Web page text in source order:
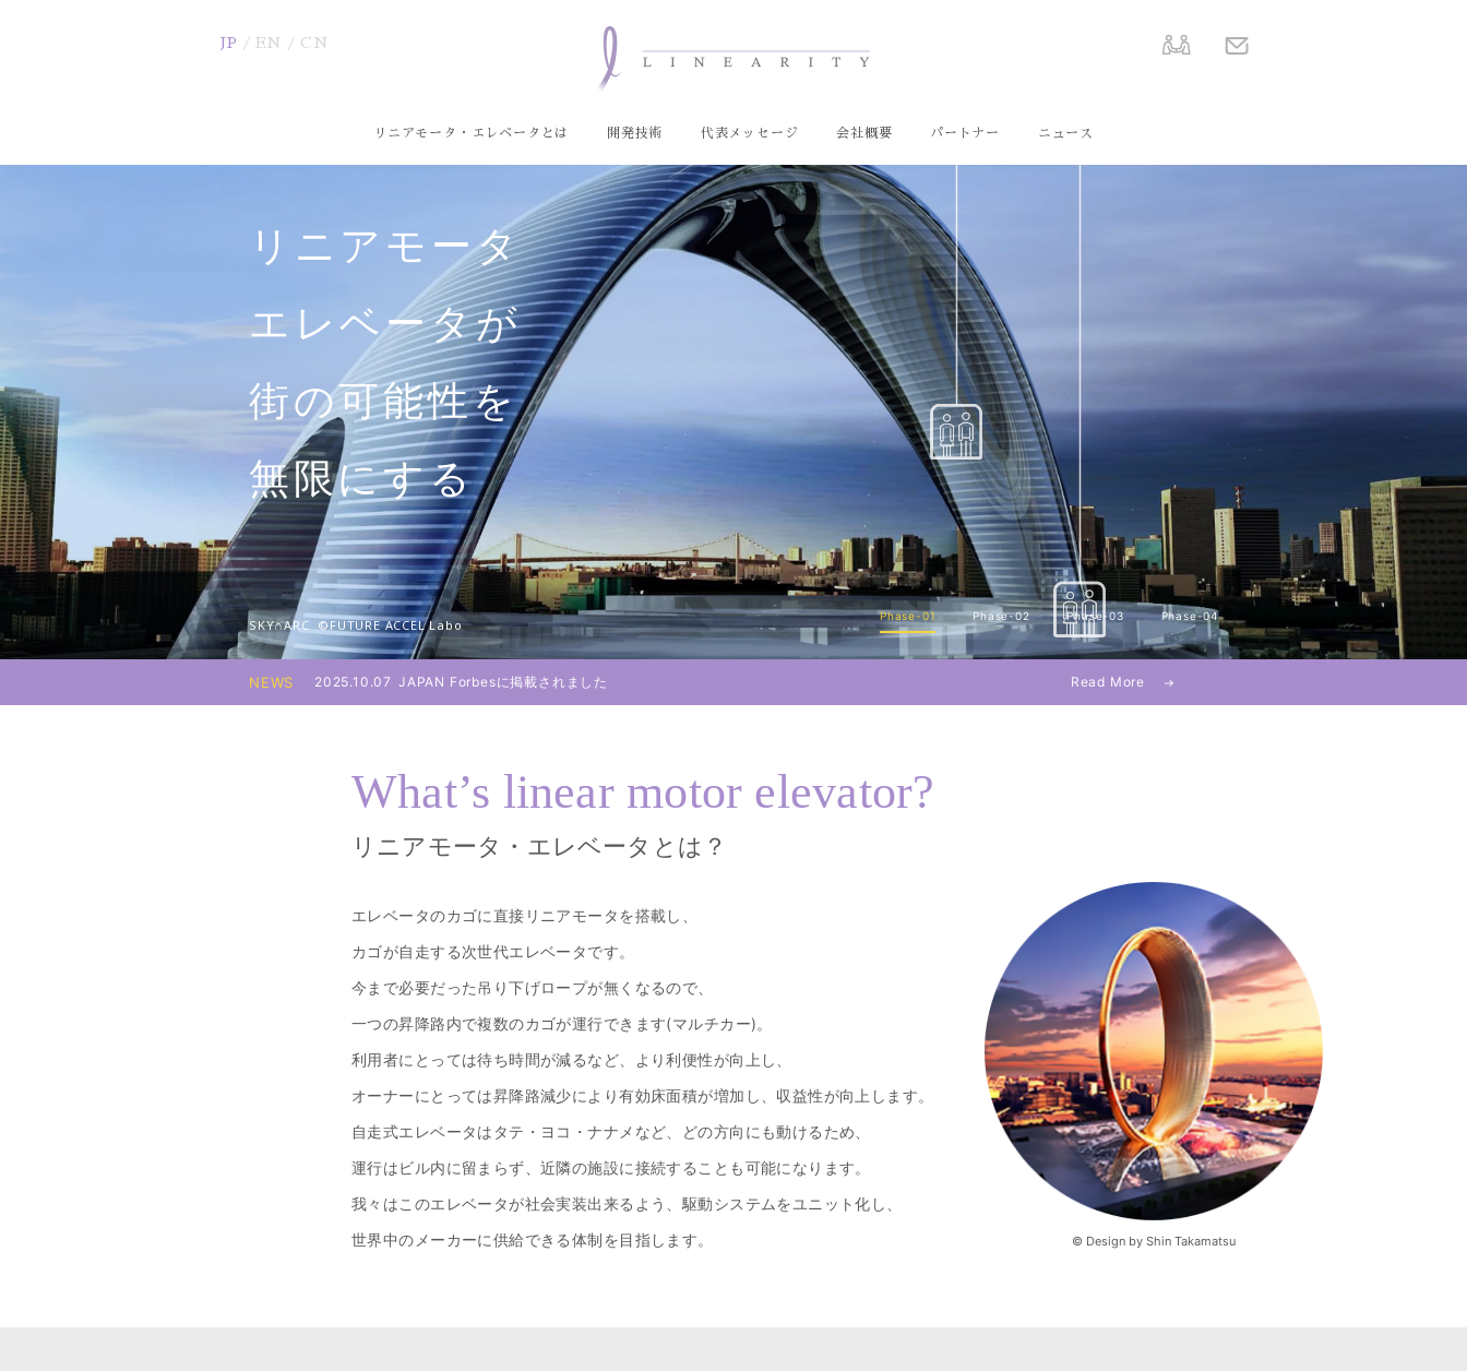
JP EN CN
リニアモータ・エレベータとは 開発技術 代表メッセージ 会社概要 パートナー ニュース
リニアモータ
エレベータが
街の可能性を
無限にする
SKY∩ARC ©︎FUTURE ACCEL Labo
Phase-01 Phase-02 Phase-03 Phase-04
NEWS 2025.10.07 JAPAN Forbesに掲載されました Read More
What’s linear motor elevator?
リニアモータ・エレベータとは？
© Design by Shin Takamatsu
エレベータのカゴに直接リニアモータを搭載し、
カゴが自走する次世代エレベータです。
今まで必要だった吊り下げロープが無くなるので、
一つの昇降路内で複数のカゴが運行できます(マルチカー)。
利用者にとっては待ち時間が減るなど、より利便性が向上し、
オーナーにとっては昇降路減少により有効床面積が増加し、収益性が向上します。
自走式エレベータはタテ・ヨコ・ナナメなど、どの方向にも動けるため、
運行はビル内に留まらず、近隣の施設に接続することも可能になります。
我々はこのエレベータが社会実装出来るよう、駆動システムをユニット化し、
世界中のメーカーに供給できる体制を目指します。